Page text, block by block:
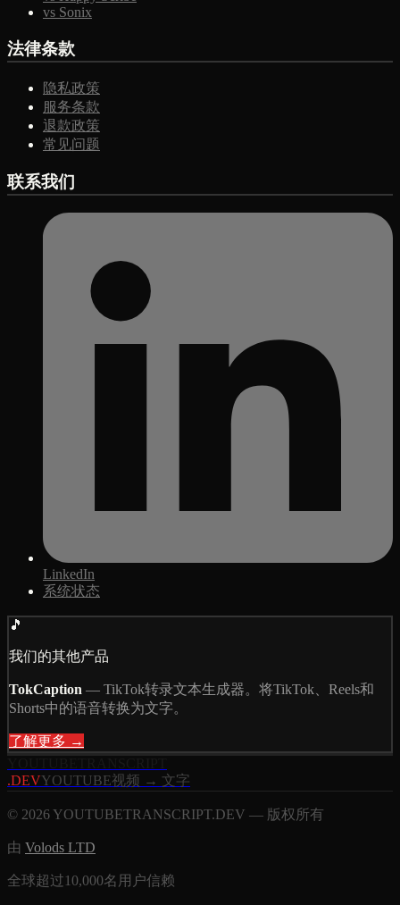
vs Sonix
法律条款
隐私政策
服务条款
退款政策
常见问题
联系我们
LinkedIn
系统状态
🎵
我们的其他产品
TokCaption — TikTok转录文本生成器。将TikTok、Reels和
Shorts中的语音转换为文字。
了解更多 →
.DEVYOUTUBE视频 → 文字
© 2026 YOUTUBETRANSCRIPT.DEV — 版权所有
由 Volods LTD
全球超过10,000名用户信赖